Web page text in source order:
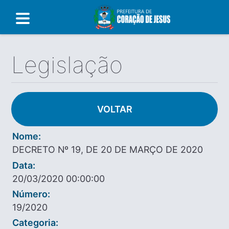
Legislação
VOLTAR
Nome:
DECRETO Nº 19, DE 20 DE MARÇO DE 2020
Data:
20/03/2020 00:00:00
Número:
19/2020
Categoria: